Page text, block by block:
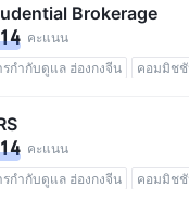
ดูแล Brokerage
คะแนน
รกำกับดูแล ฮ่องกงจีน
คอมมิชชั
แล
คะแนน
รกำกับดูแล ฮ่องกงจีน
คอมมิชชั